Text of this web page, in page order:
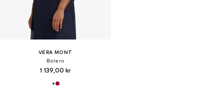
VERA MONT
Bolero
1 139,00 kr